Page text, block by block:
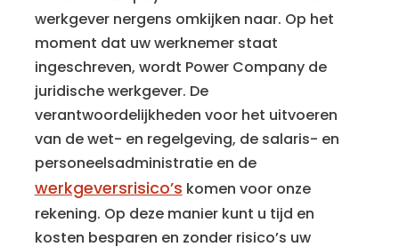
werkgever nergens omkijken naar. Op het
moment dat uw werknemer staat
ingeschreven, wordt Power Company de
juridische werkgever. De
verantwoordelijkheden voor het uitvoeren
van de wet- en regelgeving, de salaris- en
personeelsadministratie en de
werkgeversrisico’s komen voor onze
rekening. Op deze manier kunt u tijd en
kosten besparen en zonder risico’s uw